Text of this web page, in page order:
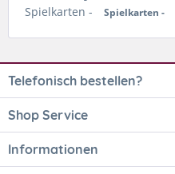
Spielkarten - Spielkarten -
Telefonisch bestellen?
Shop Service
Informationen